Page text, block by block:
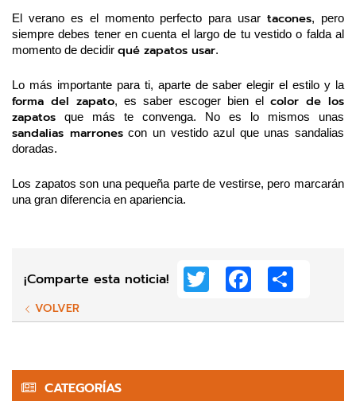
El verano es el momento perfecto para usar tacones, pero
siempre debes tener en cuenta el largo de tu vestido o falda al
momento de decidir qué zapatos usar.
forma del zapato, es saber escoger bien el color de los
zapatos
sandalias marrones con un vestido azul que unas sandalias
doradas.
Los zapatos son una pequeña parte de vestirse, pero marcarán
una gran diferencia en apariencia.
¡Comparte esta noticia! Twitter Facebook
VOLVER
CATEGORÍAS